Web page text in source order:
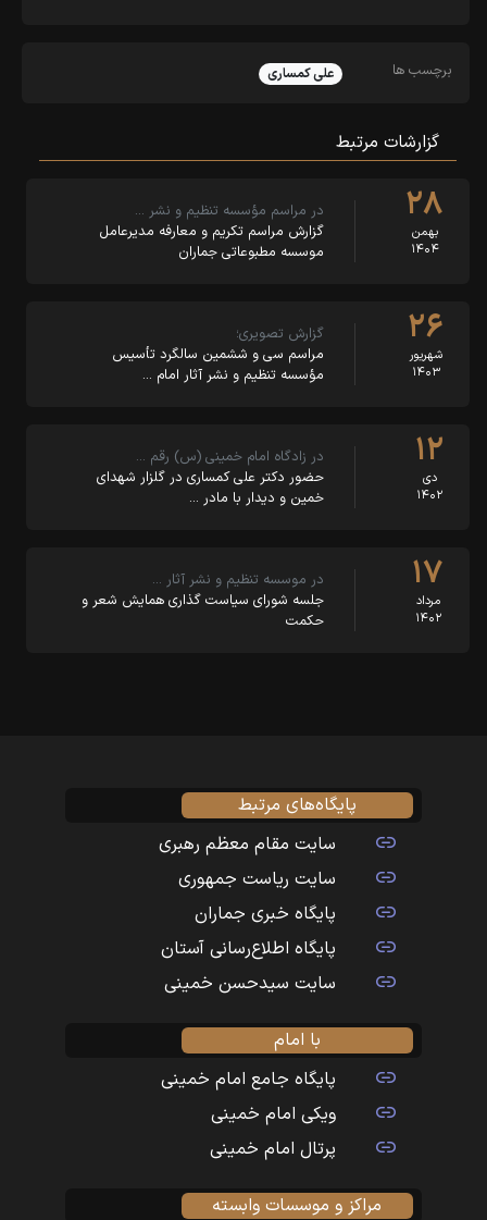
برچسب ها علی کمساری
گزارشات مرتبط
۲۸
بهمن
۱۴۰۴
در مراسم مؤسسه تنظیم و نشر …
گزارش مراسم تکریم و معارفه مدیرعامل
موسسه مطبوعاتی جماران
۲۶
شهریور
۱۴۰۳
گزارش تصویری؛
مراسم سی و ششمین سالگرد تأسیس
مؤسسه تنظیم و نشر آثار امام …
۱۲
دی
۱۴۰۲
در زادگاه امام خمینی (س) رقم …
حضور دکتر علی کمساری در گلزار شهدای
خمین و دیدار با مادر …
۱۷
مرداد
۱۴۰۲
در موسسه تنظیم و نشر آثار …
جلسه شورای سیاست گذاری همایش شعر و
حکمت
پایگاه‌های مرتبط
سایت مقام معظم رهبری
سایت ریاست جمهوری
پایگاه خبری جماران
پایگاه اطلاع‌رسانی آستان
سایت سیدحسن خمینی
با امام
پایگاه جامع امام خمینی
ویکی امام خمینی
پرتال امام خمینی
مراکز و موسسات وابسته